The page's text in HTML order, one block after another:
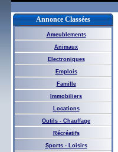
Annonce Classées
Ameublements
Animaux
Electroniques
Emplois
Famille
Immobiliers
Locations
Outils - Chauffage
Récréatifs
Sports - Loisirs